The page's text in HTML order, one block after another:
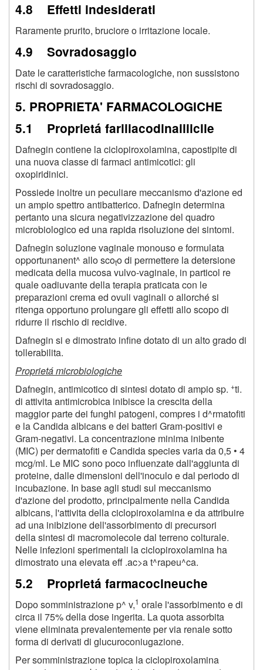
4.8 Effetti indesiderati
Raramente prurito, bruciore o irritazione locale.
4.9 Sovradosaggio
Date le caratteristiche farmacologiche, non sussistono
rischi di sovradosaggio.
5. PROPRIETA' FARMACOLOGICHE
5.1 Proprietá fariiiacodinaiiiiclie
Dafnegin contiene la ciclopiroxolamina, capostipite di
una nuova classe di farmaci antimicotici: gli
oxopiridinici.
Possiede inoltre un peculiare meccanismo d'azione ed
un ampio spettro antibatterico. Dafnegin determina
pertanto una sicura negativizzazione del quadro
microbiologico ed una rapida risoluzione dei sintomi.
Dafnegin soluzione vaginale monouso e formulata
opportunanent^ allo scoto di permettere la detersione
medicata della mucosa vulvo-vaginale, in particol re
quale oadiuvante della terapia praticata con le
preparazioni crema ed ovuli vaginali o allorché si
ritenga opportuno prolungare gli effetti allo scopo di
ridurre il rischio di recidive.
Dafnegin si e dimostrato infine dotato di un alto grado di
tollerabilita.
Proprietá microbiologiche
Dafnegin, antimicotico di sintesi dotato di ampio sp. +ti.
di attivita antimicrobica inibisce la crescita della
maggior parte dei funghi patogeni, compres i d^rmatofiti
e la Candida albicans e dei batteri Gram-positivi e
Gram-negativi. La concentrazione minima inibente
(MIC) per dermatofiti e Candida species varia da 0,5 • 4
mcg/ml. Le MIC sono poco influenzate dall'aggiunta di
proteine, dalle dimensioni dell'inoculo e dal periodo di
incubazione. In base agli studi sul meccanismo
d'azione del prodotto, principalmente nella Candida
albicans, l'attivita della ciclopiroxolamina e da attribuire
ad una inibizione dell'assorbimento di precursori
della sintesi di macromolecole dal terreno colturale.
Nelle infezioni sperimentali la ciclopiroxolamina ha
dimostrato una elevata eff .ac>a t^rapeu^ca.
5.2 Proprietá farmacocineuche
Dopo somministrazione p^ v,1 orale l'assorbimento e di
circa il 75% della dose ingerita. La quota assorbita
viene eliminata prevalentemente per via renale sotto
forma di derivati di glucuroconiugazione.
Per somministrazione topica la ciclopiroxolamina